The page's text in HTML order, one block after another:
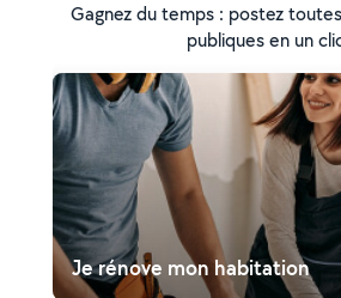
Gagnez du temps : postez
publiques en un
Je rénove mon habitation